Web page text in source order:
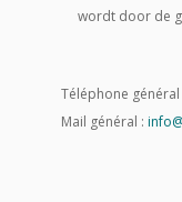
wordt door de
Téléphone général
Mail général :